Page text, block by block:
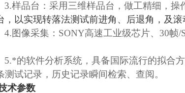
3.样品台：采用三维样品台，做工精细，操
，以实现转落法测试前进角、后退角，及滚
4.图像采集： SONY高速工业级芯片、 30帧/
5.*的软件分析系统，具备国际流行的拟合
测试记录，历史记录瞬间检索、查阅。
术参数